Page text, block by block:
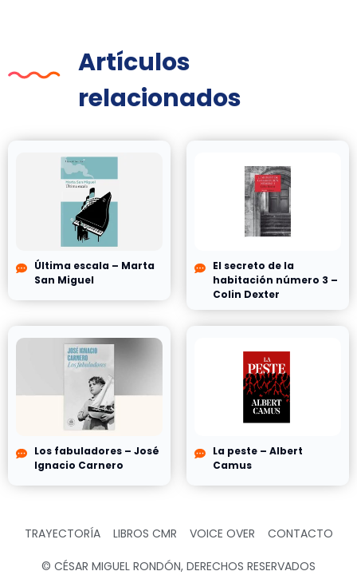
Artículos
relacionados
Última escala – Marta
San Miguel
El secreto de la
habitación número 3 –
Colin Dexter
Los fabuladores – José
Ignacio Carnero
La peste – Albert
Camus
TRAYECTORÍA LIBROS CMR VOICE OVER CONTACTO
© CÉSAR MIGUEL RONDÓN, DERECHOS RESERVADOS